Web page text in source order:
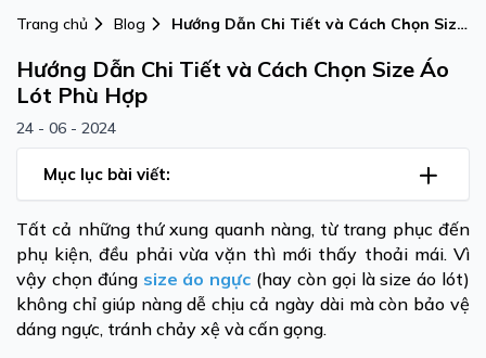
Trang chủ Blog
Hướng Dẫn Chi Tiết và Cách Chọn Size
Hướng Dẫn Chi Tiết và Cách Chọn Size Áo
Lót Phù Hợp
24 - 06 - 2024
Mục lục bài viết:
Tất cả những thứ xung quanh nàng, từ trang phục đến
phụ kiện, đều phải vừa vặn thì mới thấy thoải mái. Vì
vậy chọn đúng size áo ngực (hay còn gọi là size áo lót)
không chỉ giúp nàng dễ chịu cả ngày dài mà còn bảo vệ
dáng ngực, tránh chảy xệ và cấn gọng.